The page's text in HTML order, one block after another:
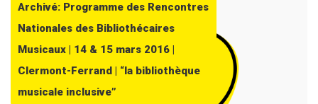
Archivé: Programme des Rencontres
Nationales des Bibliothécaires
Musicaux | 14 & 15 mars 2016 |
Clermont-Ferrand | “la bibliothèque
musicale inclusive”